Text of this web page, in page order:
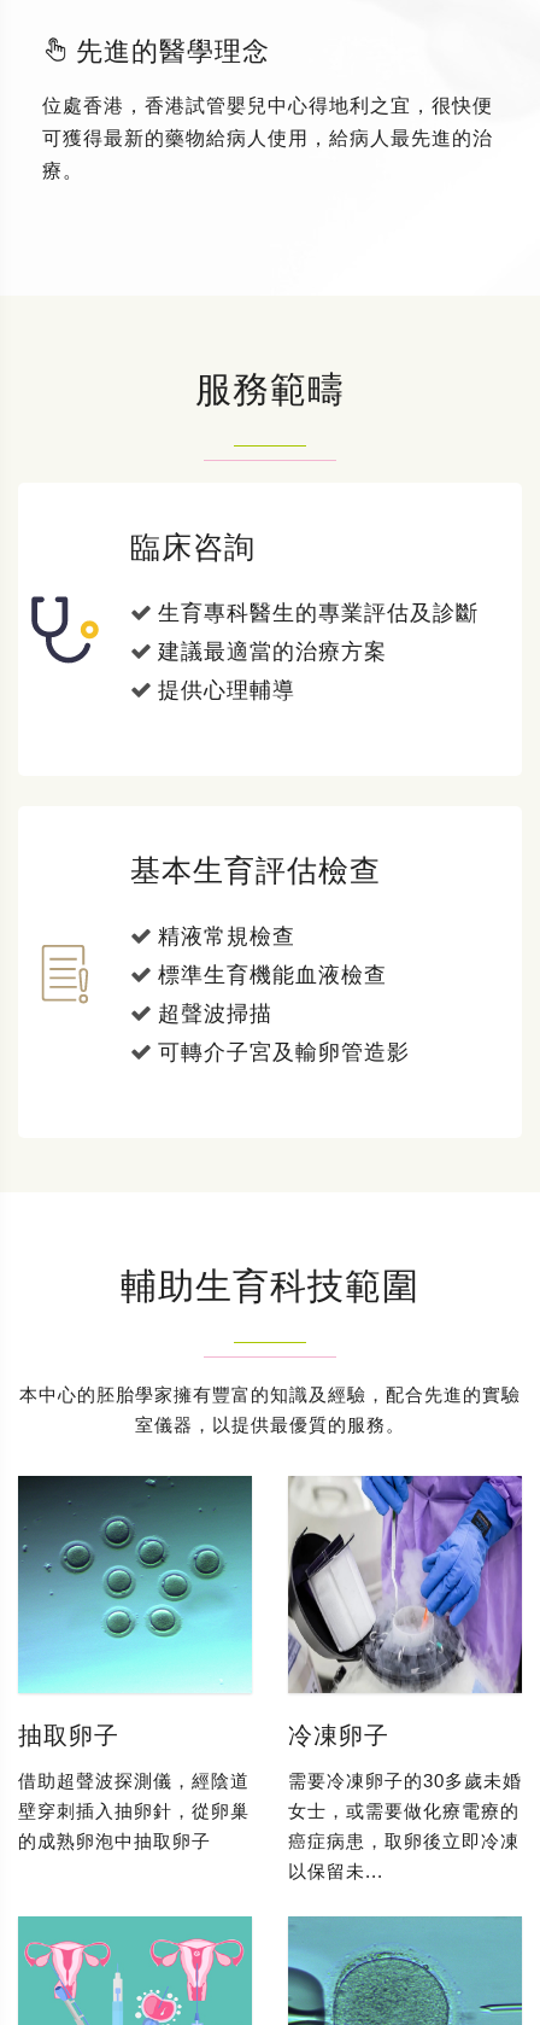
先進的醫學理念
位處香港，香港試管嬰兒中心得地利之宜，很快便
可獲得最新的藥物給病人使用，給病人最先進的治
療。
服務範疇
臨床咨詢
生育專科醫生的專業評估及診斷
建議最適當的治療方案
提供心理輔導
基本生育評估檢查
精液常規檢查
標準生育機能血液檢查
超聲波掃描
可轉介子宮及輸卵管造影
輔助生育科技範圍
本中心的胚胎學家擁有豐富的知識及經驗，配合先進的實驗
室儀器，以提供最優質的服務。
抽取卵子
借助超聲波探測儀，經陰道
壁穿刺插入抽卵針，從卵巢
的成熟卵泡中抽取卵子
冷凍卵子
需要冷凍卵子的30多歲未婚
女士，或需要做化療電療的
癌症病患，取卵後立即冷凍
以保留未...